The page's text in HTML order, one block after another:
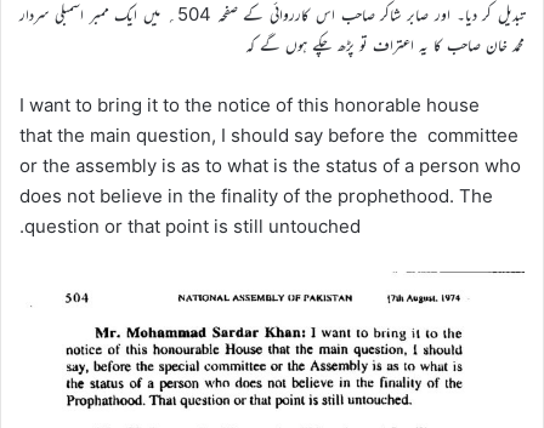
تبدیل کر دیا۔ اور صابر شاکر صاحب اس کارروائی کے صفحہ 504؍ میں ایک ممبر اسمبلی سردار
محمد خان صاحب کا یہ اعتراف تو پڑھ چکے ہوں گے کہ
I want to bring it to the notice of this honorable house
that the main question, I should say before the committee
or the assembly is as to what is the status of a person who
does not believe in the finality of the prophethood. The
question or that point is still untouched.